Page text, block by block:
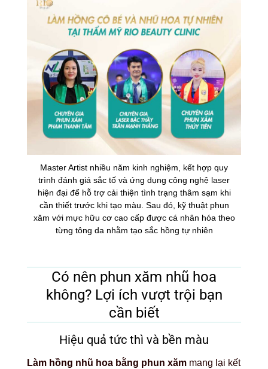
Master Artist nhiều năm kinh nghiệm, kết hợp quy
trình đánh giá sắc tố và ứng dụng công nghệ laser
hiện đại để hỗ trợ cải thiện tình trạng thâm sạm khi
cần thiết trước khi tạo màu. Sau đó, kỹ thuật phun
xăm với mực hữu cơ cao cấp được cá nhân hóa theo
từng tông da nhằm tạo sắc hồng tự nhiên
Có nên phun xăm nhũ hoa
không? Lợi ích vượt trội bạn
cần biết
Hiệu quả tức thì và bền màu
Làm hồng nhũ hoa bằng phun xăm mang lại kết